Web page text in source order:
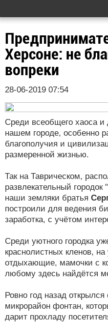
Херсоне: не
вопреки
28-06-2019 07:54
Среди всеобщего хаоса и
нашем городе, особенно
благополучия и
размеренной жизнью.
Так на Таврическом,
развлекательный
наши земляки братья
построили для ведения
заработка, с учётом
Среди уютного городка
краснолистных кленов,
отдыхающие, мамочки с
любому здесь найдётся
Ровно год назад
микрорайон фонтан,
дарит прохладу